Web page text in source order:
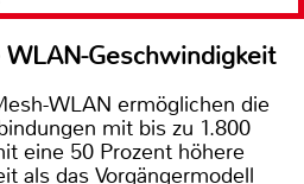
Geschwindigkeit
WLAN ermöglichen die
mit bis zu 1.800
eine 50 Prozent höhere
als das Vorgängermodell